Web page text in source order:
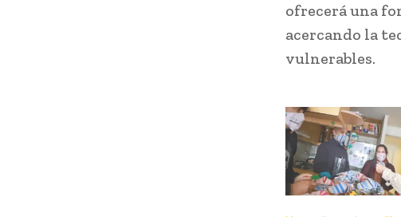
ofrecerá una
acercando la
vulnerables.